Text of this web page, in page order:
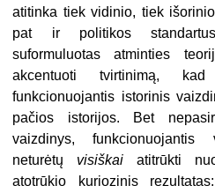
atitinka tiek vidinio, tiek
pat ir politikos
suformuluotas atminties
akcentuoti tvirtinimą, kad
funkcionuojantis istorinis
pačios istorijos. Bet
vaizdinys, funkcionuojantis
neturėtų visiškai atitrūkti
atotrūkio kuriozinis